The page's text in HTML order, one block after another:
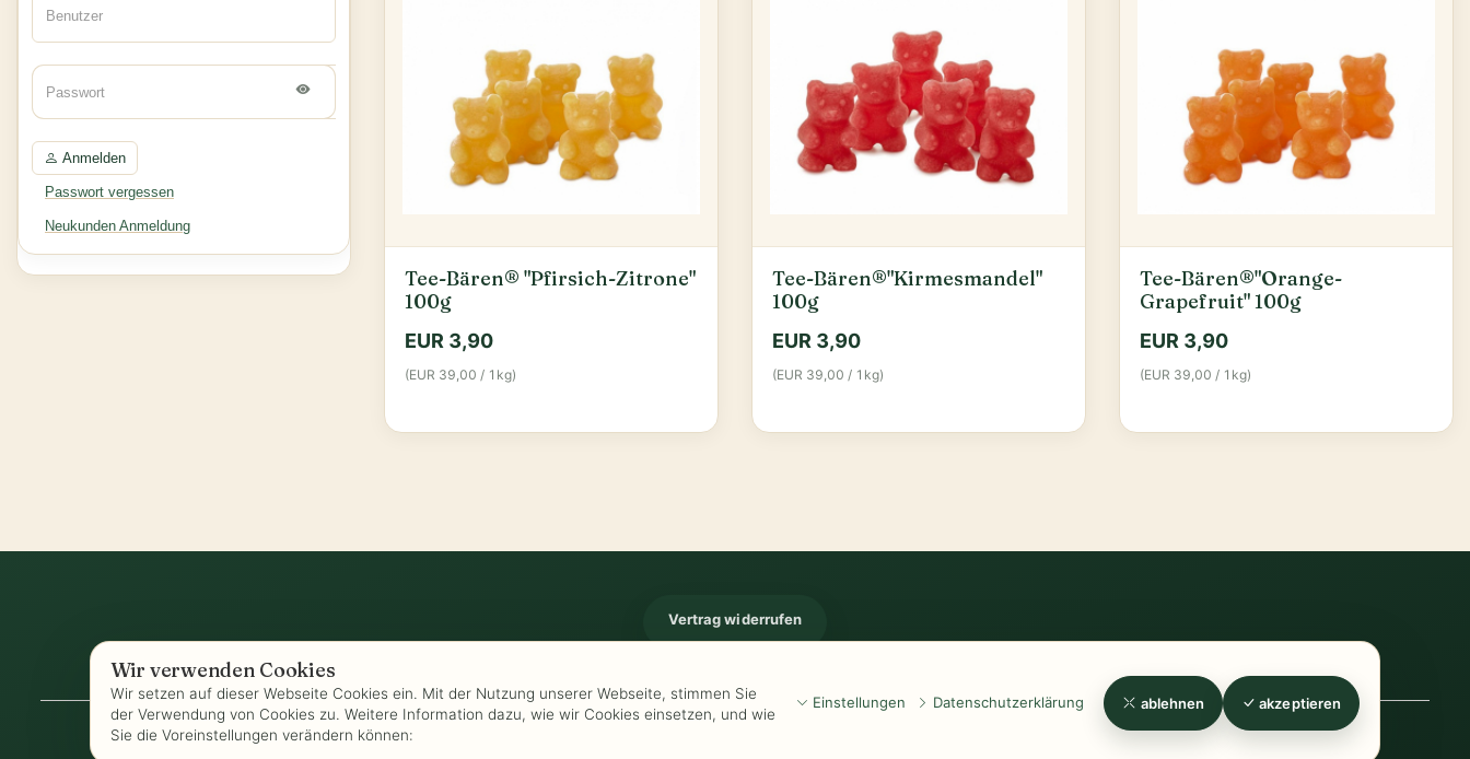
Wir verwenden Cookies
Wir setzen auf dieser Webseite Cookies ein. Mit der Nutzung unserer Webseite, stimmen Sie
der Verwendung von Cookies zu. Weitere Information dazu, wie wir Cookies einsetzen, und wie
Sie die Voreinstellungen verändern können:
Einstellungen Datenschutzerklärung ablehnen akzeptieren
Tee-Bären® "Pfirsich-Zitrone"
100g
EUR 3,90
(EUR 39,00 / 1kg)
Tee-Bären®"Kirmesmandel"
100g
EUR 3,90
(EUR 39,00 / 1kg)
Tee-Bären®"Orange-
Grapefruit" 100g
EUR 3,90
(EUR 39,00 / 1kg)
Anmelden
Passwort vergessen
Neukunden Anmeldung
Vertrag widerrufen
AGB-Biozertifizierung Widerrufsformular-Zahlung